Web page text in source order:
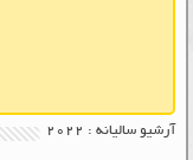
آرشیو سالیانه : 2022